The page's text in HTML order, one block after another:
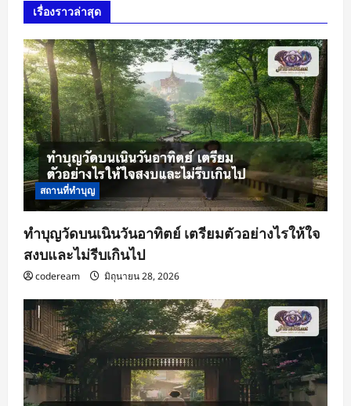
เรื่องราวล่าสุด
สถานที่ทำบุญ
ทำบุญวัดบนเนินวันอาทิตย์ เตรียมตัวอย่างไรให้ใจ
สงบและไม่รีบเกินไป
codeream มิถุนายน 28, 2026